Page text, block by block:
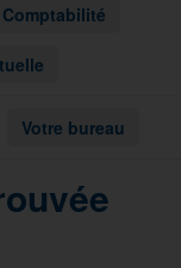
Comptabilité
Votre bureau